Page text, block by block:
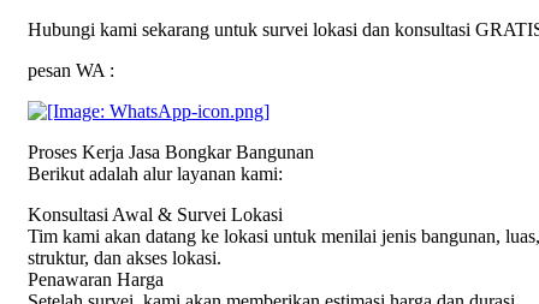
Hubungi kami sekarang untuk survei lokasi dan konsultasi
pesan WA :
Proses Kerja Jasa Bongkar Bangunan
Berikut adalah alur layanan kami:
Konsultasi Awal & Survei Lokasi
Tim kami akan datang ke lokasi untuk menilai jenis bangunan, luas,
struktur, dan akses lokasi.
Penawaran Harga